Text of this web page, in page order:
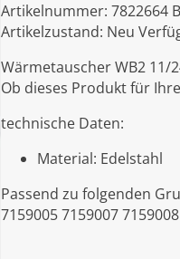
Artikelnummer:7822664
Artikelzustand: Neu
Wärmetauscher WB2 11/
Ob dieses Produkt für
technische Daten:
Material: Edelstahl
Passend zu folgenden
7159005 7159007